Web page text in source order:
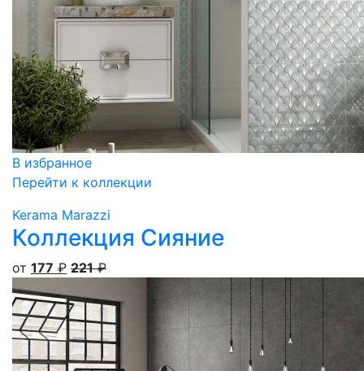
В избранное
Перейти к коллекции
Kerama Marazzi
Коллекция Сияние
от 177 ₽ 221₽